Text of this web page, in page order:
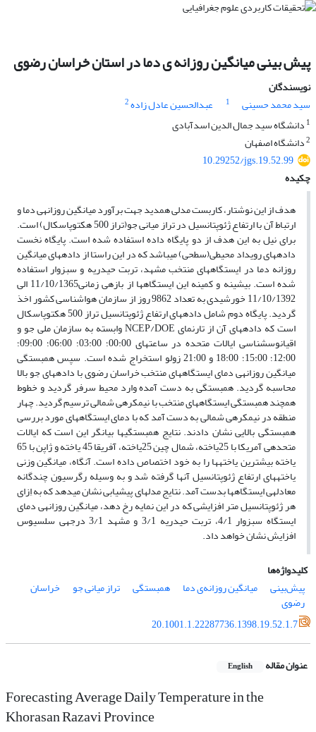
پیش بینی میانگین روزانه ی دما در استان خراسان رضوی
نویسندگان
سید محمد حسینی
1 عبدالحسین عادل زاده2
1 دانشگاه سید جمال الدین اسدآبادی
2دانشگاه اصفهان
10.29252/jgs.19.52.99
چکیده
هدف از این نوشتار، کاربست مدلی همدید جهت برآورد میانگین روزانه­ی دما و
ارتباط آن با ارتفاع ژئوپتانسیل در تراز میانی جو(تراز 500 هکتوپاسکال) است.
برای نیل به این هدف از دو پایگاه داده استفاده شده است. پایگاه نخست
داده­های رویداد محیطی(سطحی) می­باشد که در این راستا از داده­های میانگین
روزانه دما در ایستگاه­های منتخب مشهد، تربت حیدریه و سبزوار استفاده
شده است. بیشینه و کمینه این ایستگاه­ها از بازه­ی زمانی11/10/1365 الی
11/10/1392 خورشیدی به تعداد 9862 روز از سازمان هواشناسی کشور اخذ
گردید. پایگاه دوم شامل داده­های ارتفاع ژئوپتانسیل تراز 500 هکتوپاسکال
است که داده­های آن از تارنمایNCEP/DOEوابسته به سازمان ملی جو و
اقیانوس­شناسی ایالات متحده در ساعت­های 00:00؛ 03:00؛ 06:00؛ 09:00؛
12:00؛ 15:00؛ 18:00 و 21:00 زولو استخراج شده است. سپس همبستگی
میانگین روزانه­ی دمای ایستگاه­های منتخب خراسان رضوی با داده­های جو بالا
محاسبه گردید. همبستگی به دست آمده وارد محیط سرفر گردید و خطوط
همچند همبستگی ایستگاه­های منتخب با نیمکره­ی شمالی ترسیم گردید. چهار
منطقه در نیمکره­ی شمالی به دست آمد که با دمای ایستگاه­های مورد بررسی
همبستگی بالایی نشان دادند. نتایج همبستگی­ها بیانگر این است که ایالات
متحده­ی آمریکا با 25یاخته، شمال چین 25یاخته، آفریقا 45 یاخته و ژاپن با 65
یاخته بیشترین یاخته­ها را به خود اختصاص داده است. آنگاه، میانگین وزنی
یاخته­های ارتفاع ژئوپتانسیل آنها گرفته شد و به وسیله رگرسیون چندگانه
معادله­ی ایستگاه­ها بدست آمد. نتایج مدل­های پیش­یابی نشان می­دهد که به اِزای
هر ژئوپتانسیل متر افزایشی که در این نمایه رخ دهد، میانگین روزانه­ی دمای
ایستگاه­ سبزوار 4/1، تربت حیدریه 3/1 و مشهد 3/1 درجه­ی سلسیوس
افزایش نشان خواهد داد.
کلیدواژه‌ها
پیش‌بینی
میانگین روزانه‌ی دما همبستگی تراز میانی جو خراسان
رضوی
20.1001.1.22287736.1398.19.52.1.7
عنوان مقاله English
Forecasting Average Daily Temperature in the
Khorasan Razavi Province